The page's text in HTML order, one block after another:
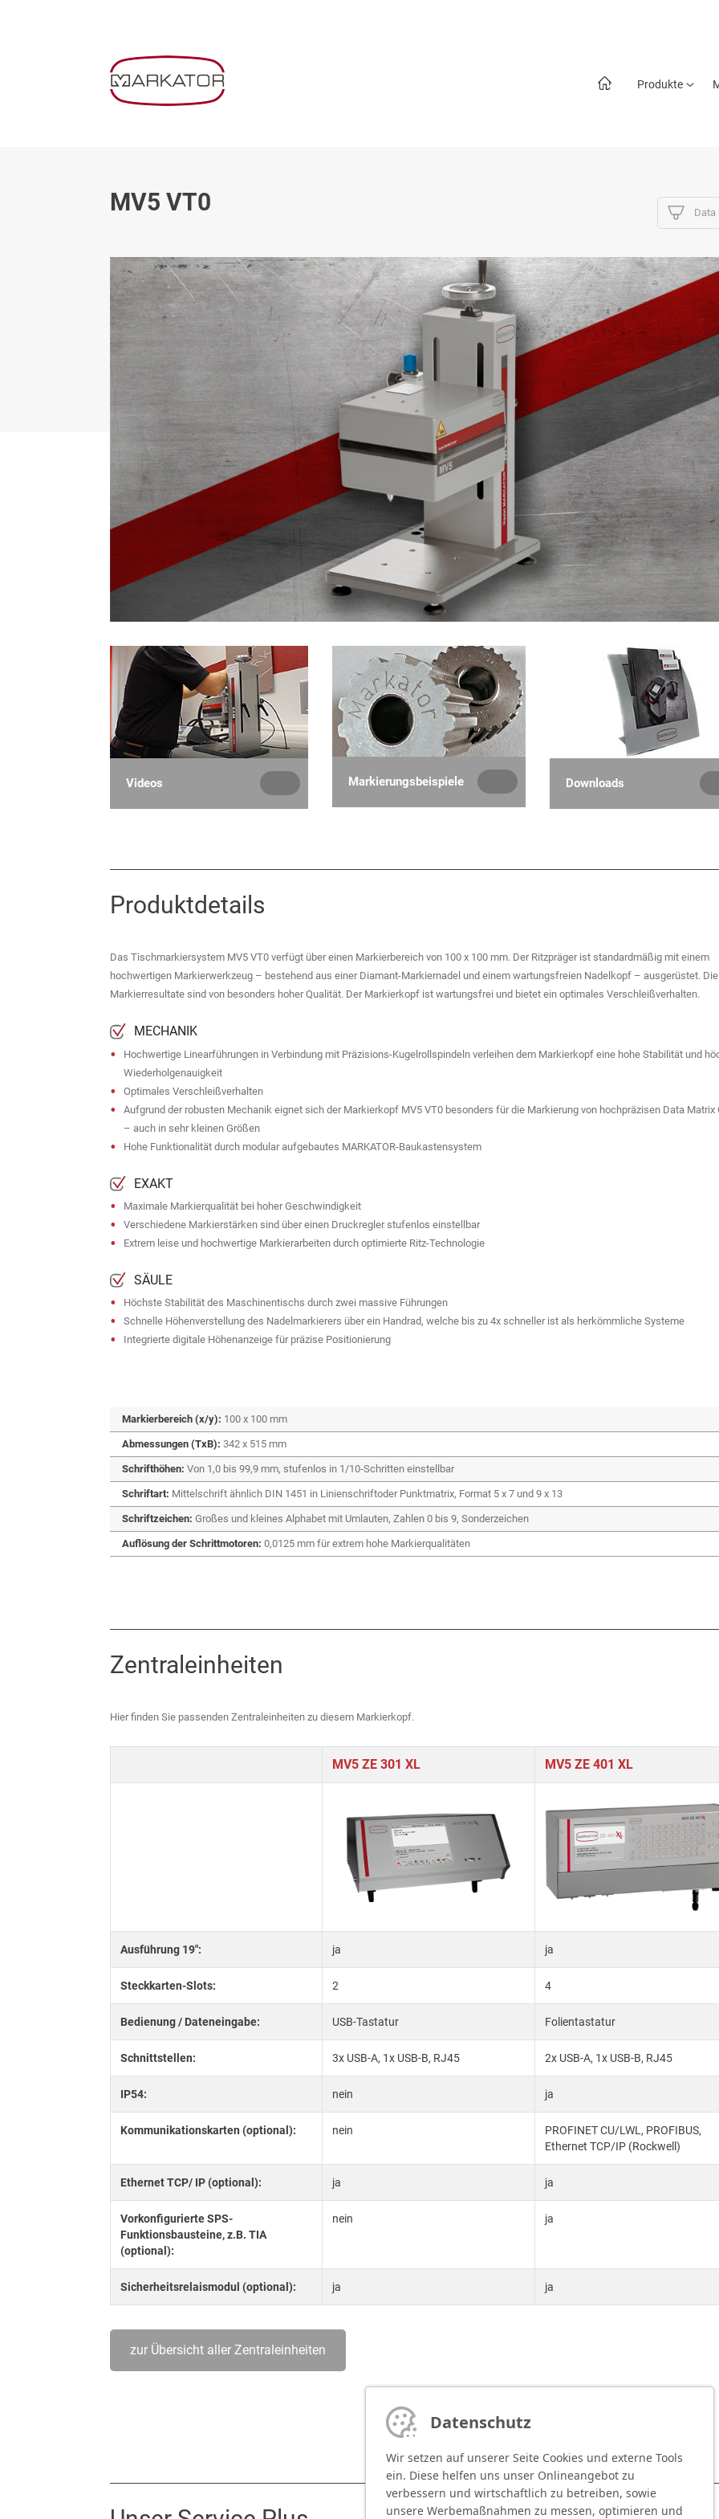
Produkte
MV5 VT0 Data
Videos Markierungsbeispiele Downloads
Produktdetails
Das Tischmarkiersystem MV5 VT0 verfügt über einen Markierbereich von 100 x 100 mm. Der Ritzpräger ist standardmäßig mit einem
hochwertigen Markierwerkzeug – bestehend aus einer Diamant-Markiernadel und einem wartungsfreien Nadelkopf – ausgerüstet. Die
Markierresultate sind von besonders hoher Qualität. Der Markierkopf ist wartungsfrei und bietet ein optimales Verschleißverhalten.
MECHANIK
Hochwertige Linearführungen in Verbindung mit Präzisions-Kugelrollspindeln verleihen dem Markierkopf eine hohe Stabilität und
Wiederholgenauigkeit
Optimales Verschleißverhalten
Aufgrund der robusten Mechanik eignet sich der Markierkopf MV5 VT0 besonders für die Markierung von hochpräzisen Data Matrix
– auch in sehr kleinen Größen
Hohe Funktionalität durch modular aufgebautes MARKATOR-Baukastensystem
EXAKT
Maximale Markierqualität bei hoher Geschwindigkeit
Verschiedene Markierstärken sind über einen Druckregler stufenlos einstellbar
Extrem leise und hochwertige Markierarbeiten durch optimierte Ritz-Technologie
SÄULE
Höchste Stabilität des Maschinentischs durch zwei massive Führungen
Schnelle Höhenverstellung des Nadelmarkierers über ein Handrad, welche bis zu 4x schneller ist als herkömmliche Systeme
Integrierte digitale Höhenanzeige für präzise Positionierung
Markierbereich (x/y): 100 x 100 mm
Abmessungen (TxB): 342 x 515 mm
Schrifthöhen: Von 1,0 bis 99,9 mm, stufenlos in 1/10-Schritten einstellbar
Schriftart: Mittelschrift ähnlich DIN 1451 in Linienschriftoder Punktmatrix, Format 5 x 7 und 9 x 13
Schriftzeichen: Großes und kleines Alphabet mit Umlauten, Zahlen 0 bis 9, Sonderzeichen
Auflösung der Schrittmotoren: 0,0125 mm für extrem hohe Markierqualitäten
Zentraleinheiten
Hier finden Sie passenden Zentraleinheiten zu diesem Markierkopf.
MV5 ZE 301 XL MV5 ZE 401 XL
Ausführung 19": ja ja
Steckkarten-Slots: 2 4
Bedienung / Dateneingabe: USB-Tastatur Folientastatur
Schnittstellen: 3x USB-A, 1x USB-B, RJ45 2x USB-A, 1x USB-B, RJ45
IP54: nein ja
Kommunikationskarten (optional): nein
PROFINET CU/LWL, PROFIBUS,
Ethernet TCP/IP (Rockwell)
Ethernet TCP/ IP (optional): ja ja
Vorkonfigurierte SPS-
Funktionsbausteine, z.B. TIA
(optional):
nein ja
Sicherheitsrelaismodul (optional): ja ja
zur Übersicht aller Zentraleinheiten
Datenschutz
Wir setzen auf unserer Seite Cookies und externe Tools
ein. Diese helfen uns unser Onlineangebot zu
verbessern und wirtschaftlich zu betreiben, sowie
unsere Werbemaßnahmen zu messen, optimieren und